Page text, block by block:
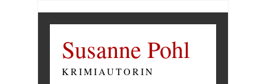
Susanne Pohl
KRIMIAUTORIN